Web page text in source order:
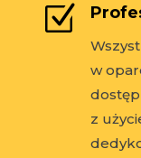
Z
w
z